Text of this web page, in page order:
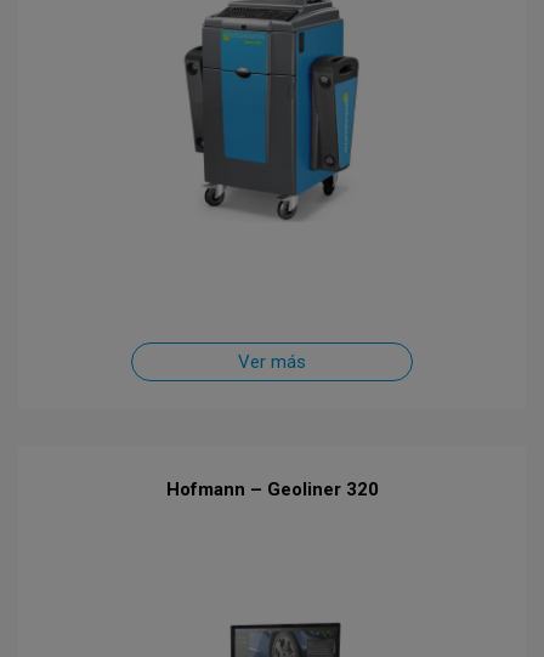
Ver más
Hofmann – Geoliner 320